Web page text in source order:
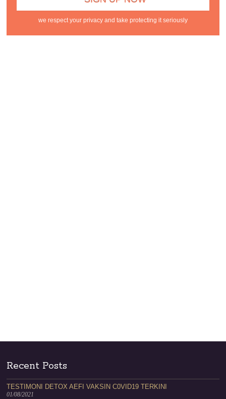
we respect your privacy and take protecting it seriously
Recent Posts
TESTIMONI DETOX AEFI VAKSIN C0VID19 TERKINI
01/08/2021